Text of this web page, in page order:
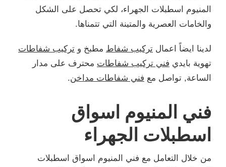
المنيوم اسطبلات الجهراء، لكي تحصل على الشكل
والخامات العصرية والمتينة التي تتمناها.
لدينا ايضاً اعمال تركيب شفاط مطبخ و تركيب شفاطات
تهوية بايدي فني تركيب شفاطات محترف على مدار
الساعة, تواصل مع فني شفاطات مداخن.
فني المنيوم اسواق
اسطبلات الجهراء
من خلال التعامل مع فني المنيوم اسواق اسطبلات